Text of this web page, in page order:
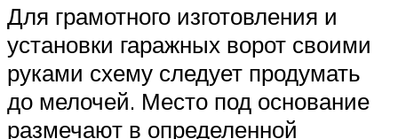
Для грамотного изготовления и
установки гаражных ворот своими
руками схему следует продумать
до мелочей. Место под основание
размечают в определенной